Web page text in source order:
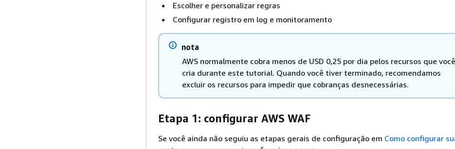
Escolher e personalizar regras
Configurar registro em log e monitoramento
nota
AWS normalmente cobra menos de USD 0,25 por dia pelos recursos que você
cria durante este tutorial. Quando você tiver terminado, recomendamos
excluir os recursos para impedir que cobranças desnecessárias.
Etapa 1: configurar AWS WAF
Se você ainda não seguiu as etapas gerais de configuração em Como configurar